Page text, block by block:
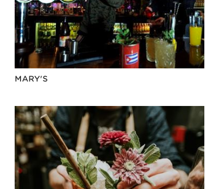
MARY'S